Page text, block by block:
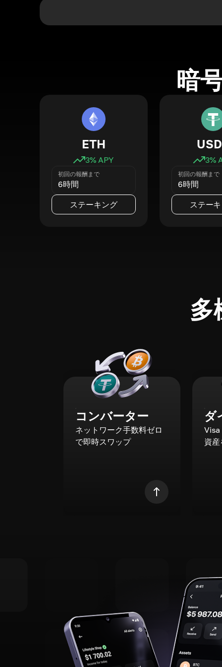
暗
ETH
3% APY
初回の報酬まで
6時間
ステーキング
3%
初回の報酬まで
6時間
ステー
多
コンバーター
ネットワーク手数料ゼロ
で即時スワップ
ダ
資